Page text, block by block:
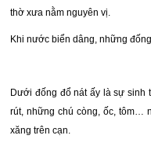
thờ xưa nằm nguyên vị.
Khi nước biển dâng, những
Dưới đống đổ nát ấy là sự sinh
rút, những chú còng, ốc, tôm…
xăng trên cạn.